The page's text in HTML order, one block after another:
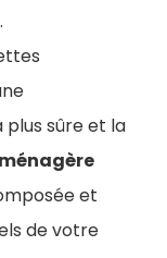
plus sûre et la
ménagère
et
de votre